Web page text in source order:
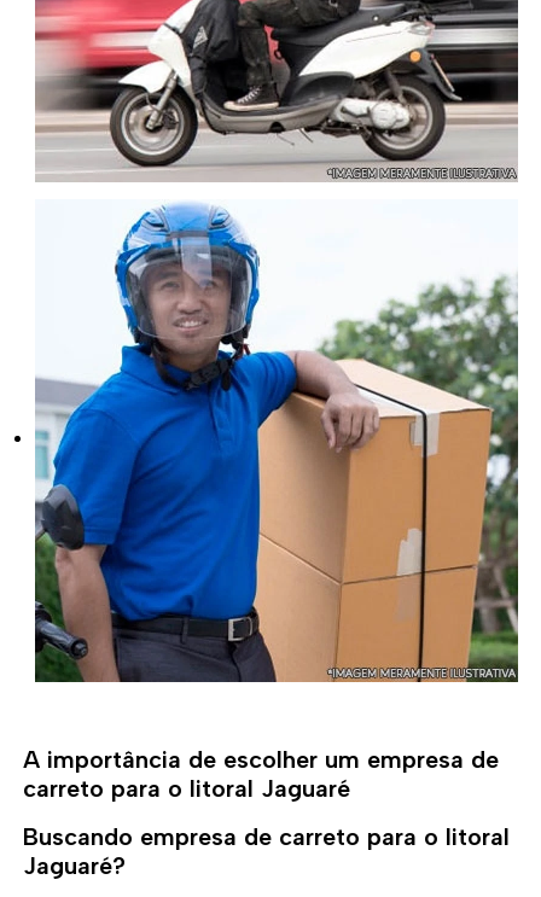
A importância de escolher um empresa de
carreto para o litoral Jaguaré
Buscando empresa de carreto para o litoral
Jaguaré?